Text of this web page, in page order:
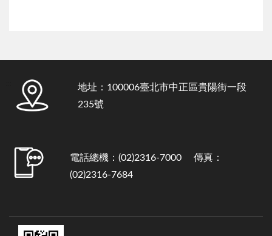
地址：100006臺北市中正區貴陽街一段
235號
電話總機：(02)2316-7000 傳真：
(02)2316-7684